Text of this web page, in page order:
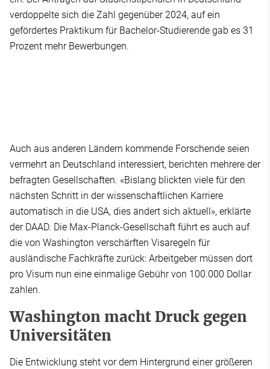
verdoppelte sich die Zahl gegenüber 2024, auf ein
gefördertes Praktikum für Bachelor-Studierende gab es 31
Prozent mehr Bewerbungen.
Auch aus anderen Ländern kommende Forschende seien
vermehrt an Deutschland interessiert, berichten mehrere der
befragten Gesellschaften. «Bislang blickten viele für den
nächsten Schritt in der wissenschaftlichen Karriere
automatisch in die USA, dies ändert sich aktuell», erklärte
der DAAD. Die Max-Planck-Gesellschaft führt es auch auf
die von Washington verschärften Visaregeln für
ausländische Fachkräfte zurück: Arbeitgeber müssen dort
pro Visum nun eine einmalige Gebühr von 100.000 Dollar
zahlen.
Washington macht Druck gegen
Universitäten
Die Entwicklung steht vor dem Hintergrund einer größeren